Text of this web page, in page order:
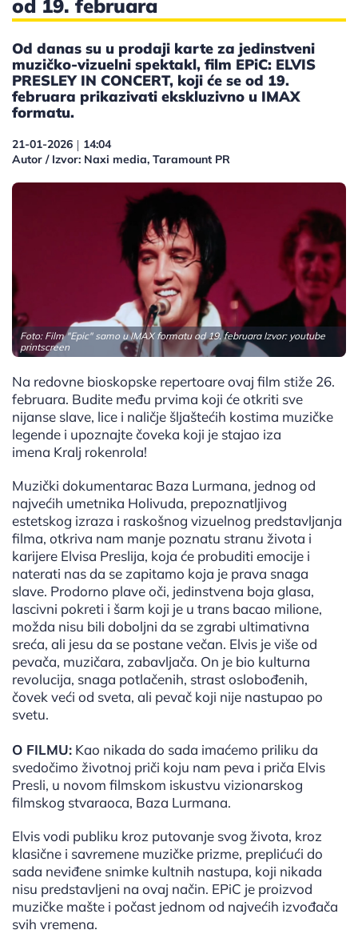
od 19. februara
Od danas su u prodaji karte za jedinstveni
muzičko-vizuelni spektakl, film EPiC: ELVIS
PRESLEY IN CONCERT, koji će se od 19.
februara prikazivati ekskluzivno u IMAX
formatu.
21-01-2026 | 14:04
Autor / Izvor: Naxi media, Taramount PR
Foto: Film "Epic" samo u IMAX formatu od 19. februara Izvor: youtube
printscreen
Na redovne bioskopske repertoare ovaj film stiže 26.
februara. Budite među prvima koji će otkriti sve
nijanse slave, lice i naličje šljaštećih kostima muzičke
legende i upoznajte čoveka koji je stajao iza
imena Kralj rokenrola!
Muzički dokumentarac Baza Lurmana, jednog od
najvećih umetnika Holivuda, prepoznatljivog
estetskog izraza i raskošnog vizuelnog predstavljanja
filma, otkriva nam manje poznatu stranu života i
karijere Elvisa Preslija, koja će probuditi emocije i
naterati nas da se zapitamo koja je prava snaga
slave. Prodorno plave oči, jedinstvena boja glasa,
lascivni pokreti i šarm koji je u trans bacao milione,
možda nisu bili doboljni da se zgrabi ultimativna
sreća, ali jesu da se postane večan. Elvis je više od
pevača, muzičara, zabavljača. On je bio kulturna
revolucija, snaga potlačenih, strast oslobođenih,
čovek veći od sveta, ali pevač koji nije nastupao po
svetu.
O FILMU: Kao nikada do sada imaćemo priliku da
svedočimo životnoj priči koju nam peva i priča Elvis
Presli, u novom filmskom iskustvu vizionarskog
filmskog stvaraoca, Baza Lurmana.
Elvis vodi publiku kroz putovanje svog života, kroz
klasične i savremene muzičke prizme, preplićući do
sada neviđene snimke kultnih nastupa, koji nikada
nisu predstavljeni na ovaj način. EPiC je proizvod
muzičke mašte i počast jednom od najvećih izvođača
svih vremena.